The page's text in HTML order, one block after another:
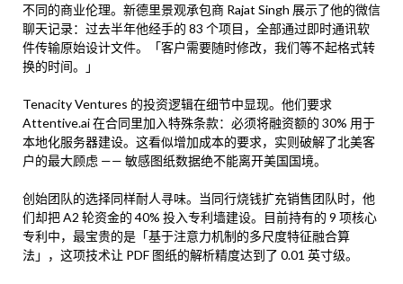
不同的商业伦理。新德里景观承包商 Rajat Singh 展示了他的微信
聊天记录：过去半年他经手的 83 个项目，全部通过即时通讯软
件传输原始设计文件。「客户需要随时修改，我们等不起格式转
换的时间。」
Tenacity Ventures 的投资逻辑在细节中显现。他们要求
Attentive.ai 在合同里加入特殊条款：必须将融资额的 30% 用于
本地化服务器建设。这看似增加成本的要求，实则破解了北美客
户的最大顾虑 —— 敏感图纸数据绝不能离开美国国境。
创始团队的选择同样耐人寻味。当同行烧钱扩充销售团队时，他
们却把 A2 轮资金的 40% 投入专利墙建设。目前持有的 9 项核心
专利中，最宝贵的是「基于注意力机制的多尺度特征融合算
法」，这项技术让 PDF 图纸的解析精度达到了 0.01 英寸级。